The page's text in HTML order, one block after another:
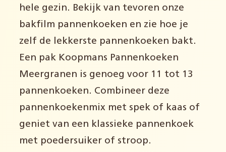
hele gezin. Bekijk van tevoren onze
bakfilm pannenkoeken en zie hoe je
zelf de lekkerste pannenkoeken bakt.
Een pak Koopmans Pannenkoeken
Meergranen is genoeg voor 11 tot 13
pannenkoeken. Combineer deze
pannenkoekenmix met spek of kaas of
geniet van een klassieke pannenkoek
met poedersuiker of stroop.